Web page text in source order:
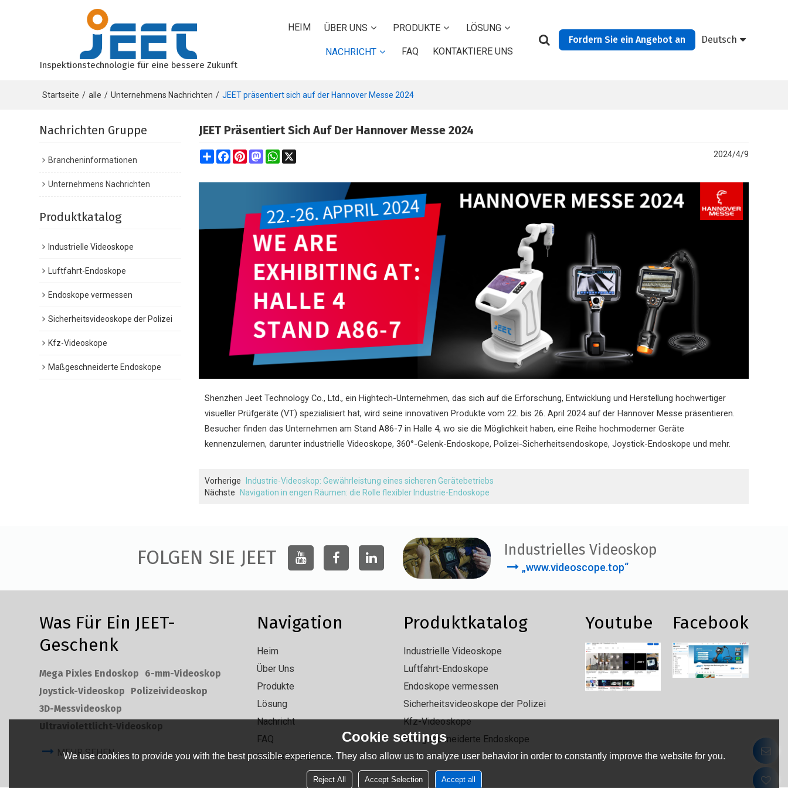
Inspektionstechnologie für eine bessere Zukunft
HEIM ÜBER UNS PRODUKTE LÖSUNG
NACHRICHT FAQ KONTAKTIERE UNS
Fordern Sie ein Angebot an Deutsch
Startseite / alle / Unternehmens Nachrichten / JEET präsentiert sich auf der Hannover Messe 2024
Nachrichten Gruppe
Brancheninformationen
Unternehmens Nachrichten
Produktkatalog
Industrielle Videoskope
Luftfahrt-Endoskope
Endoskope vermessen
Sicherheitsvideoskope der Polizei
Kfz-Videoskope
Maßgeschneiderte Endoskope
JEET Präsentiert Sich Auf Der Hannover Messe 2024
ShareFacebook
PinterestMastodonWhatsApp 2024/4/9
Shenzhen Jeet Technology Co., Ltd., ein Hightech-Unternehmen, das sich auf die Erforschung, Entwicklung und Herstellung hochwertiger
visueller Prüfgeräte (VT) spezialisiert hat, wird seine innovativen Produkte vom 22. bis 26. April 2024 auf der Hannover Messe präsentieren.
Besucher finden das Unternehmen am Stand A86-7 in Halle 4, wo sie die Möglichkeit haben, eine Reihe hochmoderner Geräte
kennenzulernen, darunter industrielle Videoskope, 360°-Gelenk-Endoskope, Polizei-Sicherheitsendoskope, Joystick-Endoskope und mehr.
Vorherige
Industrie-Videoskop: Gewährleistung eines sicheren Gerätebetriebs
Nächste
Navigation in engen Räumen: die Rolle flexibler Industrie-Endoskope
FOLGEN SIE JEET Industrielles Videoskop
„www.videoscope.top“
Was Für Ein JEET-
Geschenk
Mega Pixles Endoskop
6-mm-Videoskop
Joystick-Videoskop
Polizeivideoskop
3D-Messvideoskop
Ultraviolettlicht-Videoskop
MEHR SEHEN
Navigation
Heim
Über Uns
Produkte
Lösung
Nachricht
FAQ
Kontaktiere Uns
Produktkatalog
Industrielle Videoskope
Luftfahrt-Endoskope
Endoskope vermessen
Sicherheitsvideoskope der Polizei
Kfz-Videoskope
Maßgeschneiderte Endoskope
Youtube Facebook
Cookie settings
We use cookies to provide you with the best possible experience. They also allow us to analyze user behavior in order to constantly improve the website for you.
Reject All Accept Selection Accept all